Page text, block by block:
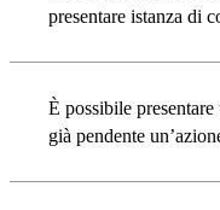
presentare istanza di
È possibile
già pendente